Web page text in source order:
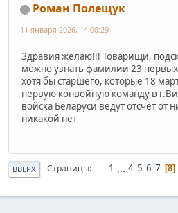
Роман Полещук
11 января 2026, 14:00:29
Здравия желаю!!! Товарищи,
можно узнать фамилии 23
хотя бы старшего, которые 18
первую конвойную команду в
войска Беларуси ведут отсчёт от
никакой нет
ВВЕРХ Страницы 1 ... 4 5 6 7 8